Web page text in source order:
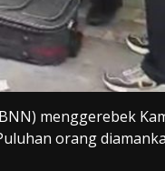
menggerebek
orang